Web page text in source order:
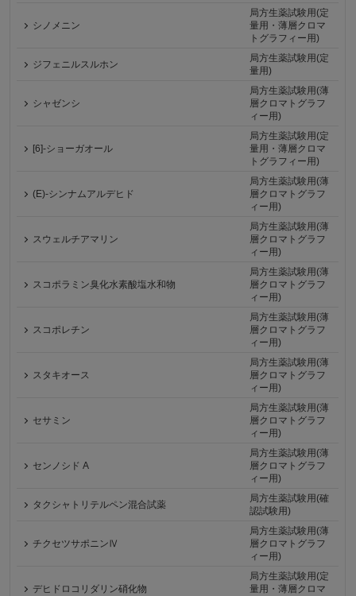
シノメニン
局方生薬試験用(定
量用・薄層クロマ
トグラフィー用)
ジフェニルスルホン
局方生薬試験用(定
量用)
シャゼンシ
局方生薬試験用(薄
層クロマトグラフ
ィー用)
[6]-ショーガオール
局方生薬試験用(定
量用・薄層クロマ
トグラフィー用)
(E)-シンナムアルデヒド
局方生薬試験用(薄
層クロマトグラフ
ィー用)
スウェルチアマリン
局方生薬試験用(薄
層クロマトグラフ
ィー用)
スコポラミン臭化水素酸塩水和物
局方生薬試験用(薄
層クロマトグラフ
ィー用)
スコポレチン
局方生薬試験用(薄
層クロマトグラフ
ィー用)
スタキオース
局方生薬試験用(薄
層クロマトグラフ
ィー用)
セサミン
局方生薬試験用(薄
層クロマトグラフ
ィー用)
センノシド A
局方生薬試験用(薄
層クロマトグラフ
ィー用)
タクシャトリテルペン混合試薬
局方生薬試験用(確
認試験用)
チクセツサポニンⅣ
局方生薬試験用(薄
層クロマトグラフ
ィー用)
デヒドロコリダリン硝化物
局方生薬試験用(定
量用・薄層クロマ